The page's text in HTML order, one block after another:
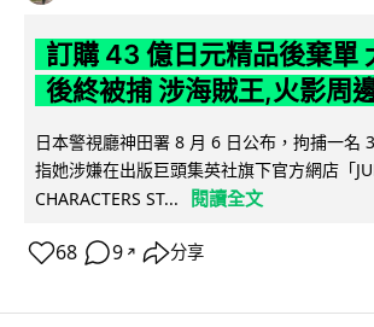
訂購 43 億日元精品後棄單
後終被捕 涉海賊王,火影周
日本警視廳神田署 8 月 6 日公布，拘捕一名
指她涉嫌在出版巨頭集英社旗下官方網店「
CHARACTERS ST...
閱讀全文
68 9 ↗ 分享